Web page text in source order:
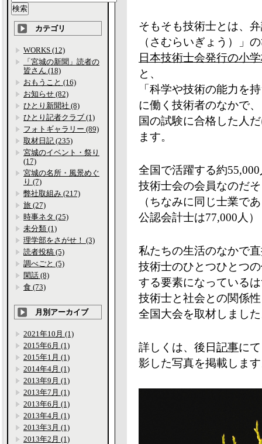
そもそも技術士とは、
（さむらいぎょう）」
日本技術士会発行の小
と、
「科学や技術の能力を
に働く技術者のなかで、
国の試験に合格した人
ます。
全国で活躍する約
技術士会の会員なのだ
（ちなみに同じ士業で
公認会計士は77,000人）
私たちの生活のなかで
技術士のひとつひとつ
する要素になっている
技術士と社会との関係
全国大会を取材しまし
詳しくは、後日記事に
影した写真を掲載しま
カテゴリ
WORKS (12)
「宮城の新聞」読者の
皆さん (18)
おもうこと (16)
お知らせ (82)
ひとり新聞社 (8)
ひとり記者クラブ (1)
フォトギャラリー (89)
取材日記 (235)
宮城のイベント・祭り
(17)
宮城の名所・風景めぐ
り (7)
弊社取組み (217)
旅 (27)
時事ネタ (25)
未分類 (1)
理学部をさがせ！ (3)
読者投稿 (5)
調べごと (5)
閑話 (8)
食 (73)
月別アーカイブ
2021年10月 (1)
2015年6月 (1)
2015年1月 (1)
2014年4月 (1)
2013年9月 (1)
2013年7月 (1)
2013年6月 (1)
2013年4月 (1)
2013年3月 (1)
2013年2月 (1)